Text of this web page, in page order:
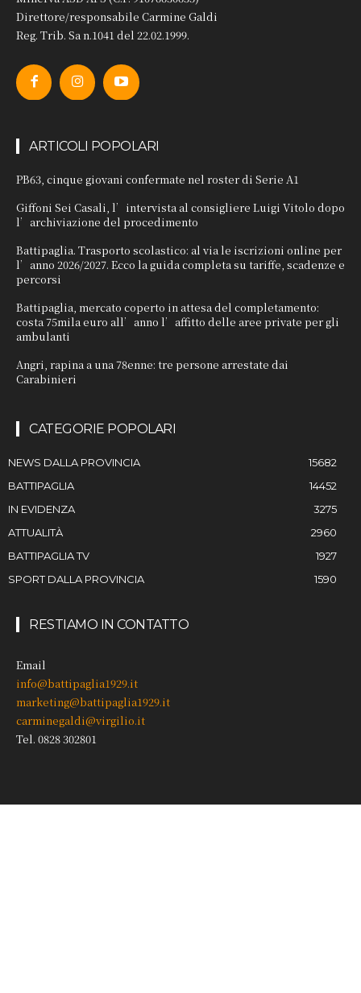
Direttore/responsabile Carmine Galdi
Reg. Trib. Sa n.1041 del 22.02.1999.
ARTICOLI POPOLARI
PB63, cinque giovani confermate nel roster di Serie A1
Giffoni Sei Casali, l’intervista al consigliere Luigi Vitolo dopo
l’archiviazione del procedimento
Battipaglia. Trasporto scolastico: al via le iscrizioni online per
l’anno 2026/2027. Ecco la guida completa su tariffe, scadenze e
percorsi
Battipaglia, mercato coperto in attesa del completamento:
costa 75mila euro all’anno l’affitto delle aree private per gli
ambulanti
Angri, rapina a una 78enne: tre persone arrestate dai
Carabinieri
CATEGORIE POPOLARI
NEWS DALLA PROVINCIA
15682
BATTIPAGLIA
14452
IN EVIDENZA
3275
ATTUALITÀ
2960
BATTIPAGLIA TV
1927
SPORT DALLA PROVINCIA
1590
RESTIAMO IN CONTATTO
Email
info@battipaglia1929.it
marketing@battipaglia1929.it
carminegaldi@virgilio.it
Tel. 0828 302801